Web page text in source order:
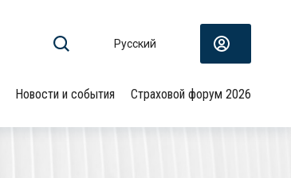
Русский
Новости и события Страховой форум 2026